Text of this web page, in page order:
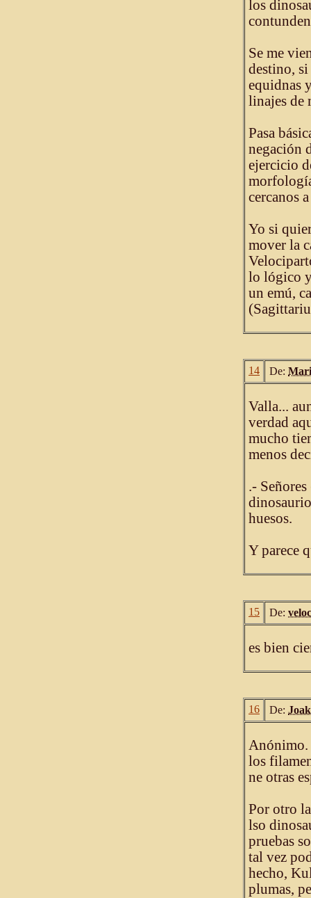
los
Se me
destino, si
equidnas
linajes de
Pasa
negación
ejercicio
cercanos
Yo si
mover la
lo lógico
un emú,
14 De:
Valla...
verdad
mucho
menos
.-
huesos.
Y parece
15 De:
es bien
16 De:
Anónimo.
los
ne otras
Por otro
lso
pruebas
tal vez
hecho,
plumas,